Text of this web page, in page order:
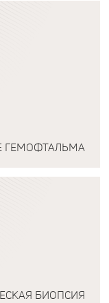
ГЕМОФТАЛЬМА
БИОПСИЯ